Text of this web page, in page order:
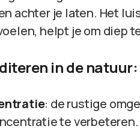
achter je laten. Het
helpt je om diep
in de natuur:
: de rustige
te verbeteren.